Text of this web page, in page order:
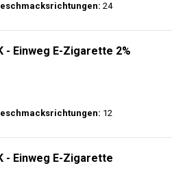
24
- Einweg E-Zigarette 2%
12
- Einweg E-Zigarette